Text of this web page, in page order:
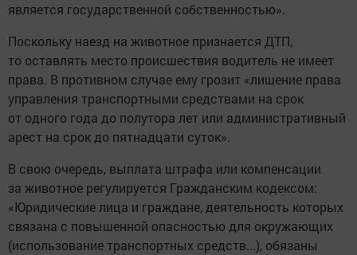
является государственной собственностью».
Поскольку наезд на животное признается ДТП,
то оставлять место происшествия водитель не имеет
права. В противном случае ему грозит «лишение права
управления транспортными средствами на срок
от одного года до полутора лет или административный
арест на срок до пятнадцати суток».
В свою очередь, выплата штрафа или компенсации
за животное регулируется Гражданским кодексом:
«Юридические лица и граждане, деятельность которых
связана с повышенной опасностью для окружающих
(использование транспортных средств...), обязаны